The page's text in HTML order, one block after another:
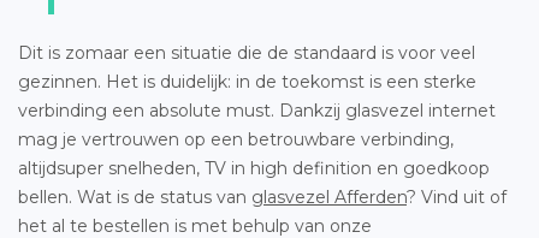
Dit is zomaar een situatie die de standaard is voor veel
gezinnen. Het is duidelijk: in de toekomst is een sterke
verbinding een absolute must. Dankzij glasvezel internet
mag je vertrouwen op een betrouwbare verbinding,
altijdsuper snelheden, TV in high definition en goedkoop
bellen. Wat is de status van glasvezel Afferden? Vind uit of
het al te bestellen is met behulp van onze